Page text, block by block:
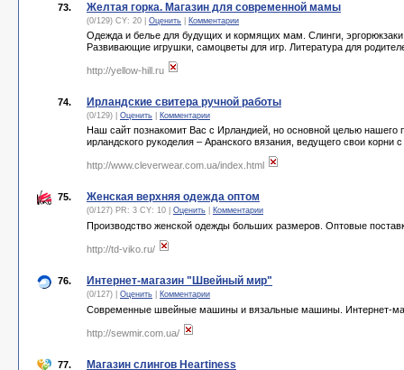
73. Желтая горка. Магазин для современной мамы
(0/129) CY: 20 | Оценить Комментарии
Одежда и белье для будущих и кормящих мам. Слинги,
Развивающие игрушки, самоцветы для игр. Литература для
http://yellow-hill.ru
74. Ирландские свитера ручной работы
(0/129) | Оценить Комментарии
Наш сайт познакомит Вас с Ирландией, но основной целью нашего
ирландского рукоделия – Аранского вязания, ведущего свои корни
http://www.cleverwear.com.ua/index.html
75. Женская верхняя одежда оптом
(0/127) PR: 3 CY: 10 | Оценить Комментарии
Производство женской одежды больших размеров. Оптовые
http://td-viko.ru/
76. Интернет-магазин "Швейный мир"
(0/127) | Оценить Комментарии
Современные швейные машины и вязальные машины. Интернет-
http://sewmir.com.ua/
77. Магазин слингов Heartiness